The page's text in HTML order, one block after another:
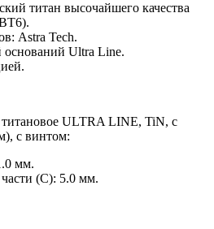
титан высочайшего качества
Astra Tech.
Ultra Line.
ULTRA LINE, TiN, с
с винтом:
мм.
(C): 5.0 мм.